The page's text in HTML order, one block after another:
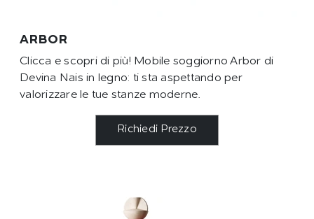
ARBOR
Clicca e scopri di più! Mobile soggiorno Arbor di
Devina Nais in legno: ti sta aspettando per
valorizzare le tue stanze moderne.
Richiedi Prezzo